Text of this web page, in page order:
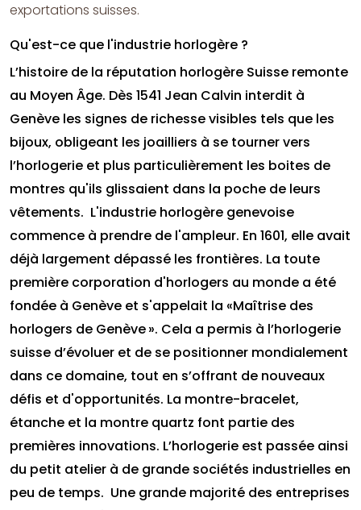
exportations suisses.
Qu'est-ce que l'industrie horlogère ?
L’histoire de la réputation horlogère Suisse remonte
au Moyen Âge. Dès 1541 Jean Calvin interdit à
Genève les signes de richesse visibles tels que les
bijoux, obligeant les joailliers à se tourner vers
l’horlogerie et plus particulièrement les boites de
montres qu'ils glissaient dans la poche de leurs
vêtements. L'industrie horlogère genevoise
commence à prendre de l'ampleur. En 1601, elle avait
déjà largement dépassé les frontières. La toute
première corporation d'horlogers au monde a été
fondée à Genève et s'appelait la «Maîtrise des
horlogers de Genève ». Cela a permis à l’horlogerie
suisse d’évoluer et de se positionner mondialement
dans ce domaine, tout en s’offrant de nouveaux
défis et d'opportunités. La montre-bracelet,
étanche et la montre quartz font partie des
premières innovations. L’horlogerie est passée ainsi
du petit atelier à de grande sociétés industrielles en
peu de temps. Une grande majorité des entreprises